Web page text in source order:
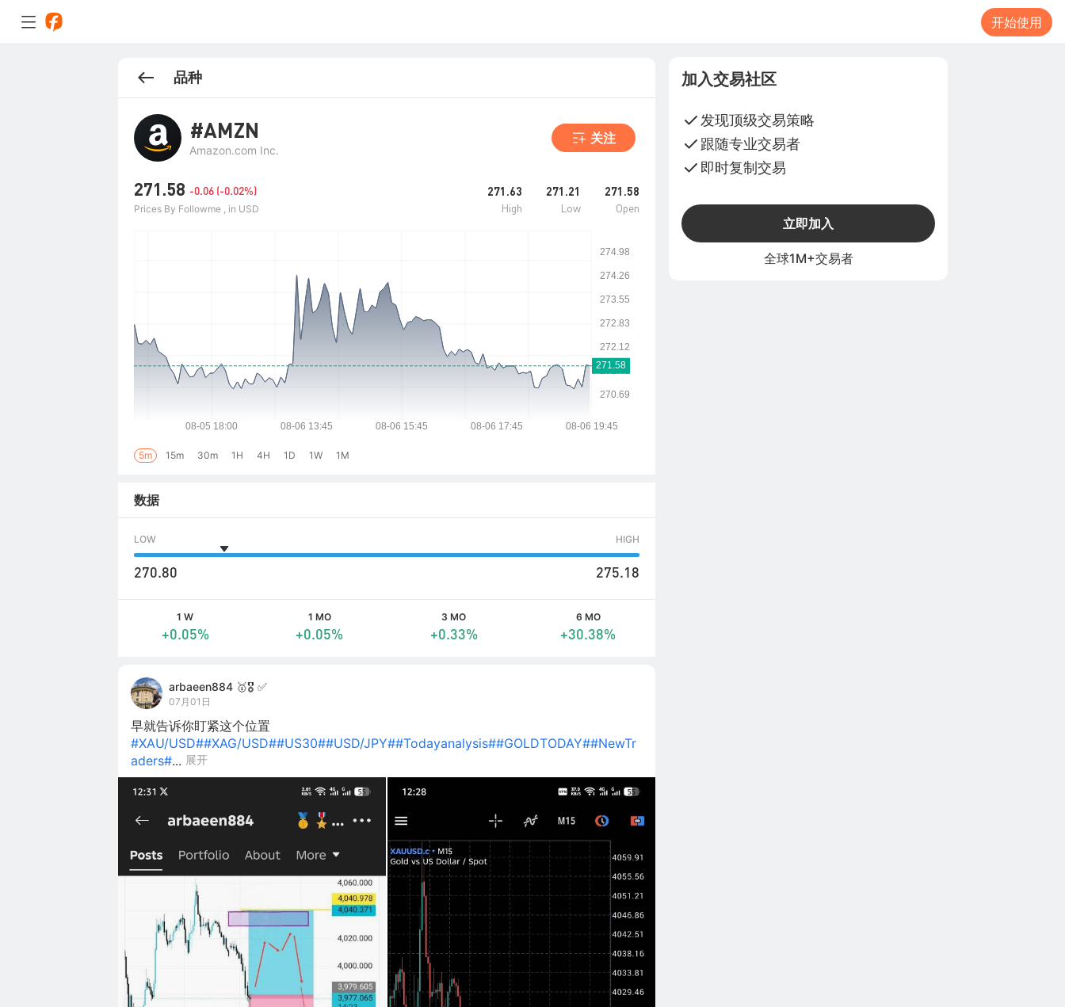
开始使用
品种
#AMZN
Amazon.com Inc.
关注
271.58 -0.06 (-0.02%)
Prices By Followme , in USD
271.63
High
271.21
Low
271.58
Open
5m 15m 30m 1H 4H 1D 1W 1M
数据
LOW HIGH
270.80 275.18
1 W
+0.05%
1 MO
+0.05%
3 MO
+0.33%
6 MO
+30.38%
arbaeen884 🥇🎖️ ✅
07月01日
早就告诉你盯紧这个位置
#XAU/USD##XAG/USD##US30##USD/JPY##Todayanalysis##GOLDTODAY##NewTr
aders#... 展开
加入交易社区
发现顶级交易策略
跟随专业交易者
即时复制交易
立即加入
全球1M+交易者